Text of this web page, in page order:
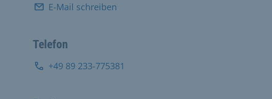
E-Mail schreiben
Telefon
+49 89 233-775381